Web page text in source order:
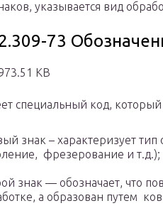
указывается вид
73
KB
специальный код,
знак – характеризует
фрезерование и т.д.);
знак — обозначает, что
а образован путем